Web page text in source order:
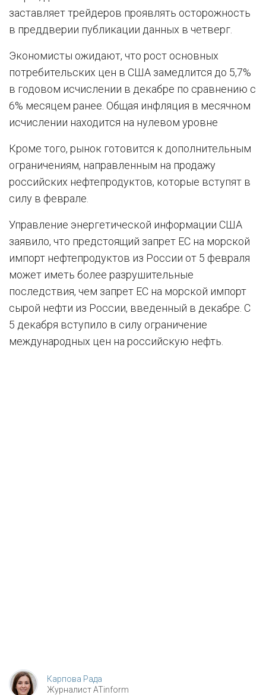
заставляет трейдеров проявлять осторожность
в преддверии публикации данных в четверг.
Экономисты ожидают, что рост основных
потребительских цен в США замедлится до 5,7%
в годовом исчислении в декабре по сравнению с
6% месяцем ранее. Общая инфляция в месячном
исчислении находится на нулевом уровне
Кроме того, рынок готовится к дополнительным
ограничениям, направленным на продажу
российских нефтепродуктов, которые вступят в
силу в феврале.
Управление энергетической информации США
заявило, что предстоящий запрет ЕС на морской
импорт нефтепродуктов из России от 5 февраля
может иметь более разрушительные
последствия, чем запрет ЕС на морской импорт
сырой нефти из России, введенный в декабре. С
5 декабря вступило в силу ограничение
международных цен на российскую нефть.
Карпова Рада
Журналист ATinform